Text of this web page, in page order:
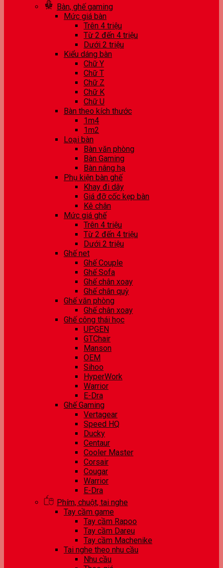
Bàn, ghế gaming
Mức giá bàn
Trên 4 triệu
Từ 2 đến 4 triệu
Dưới 2 triệu
Kiểu dáng bàn
Chữ Y
Chữ T
Chữ Z
Chữ K
Chữ U
Bàn theo kích thước
1m4
1m2
Loại bàn
Bàn văn phòng
Bàn Gaming
Bàn nâng hạ
Phụ kiện bàn ghế
Khay đi dây
Giá đỡ cốc kẹp bàn
Kê chân
Mức giá ghế
Trên 4 triệu
Từ 2 đến 4 triệu
Dưới 2 triệu
Ghế net
Ghế Couple
Ghế Sofa
Ghế chân xoay
Ghế chân quỳ
Ghế văn phòng
Ghế chân xoay
Ghế công thái học
UPGEN
GTChair
Manson
OEM
Sihoo
HyperWork
Warrior
E-Dra
Ghế Gaming
Vertagear
Speed HQ
Ducky
Centaur
Cooler Master
Corsair
Cougar
Warrior
E-Dra
Phím, chuột, tai nghe
Tay cầm game
Tay cầm Rapoo
Tay cầm Dareu
Tay cầm Machenike
Tai nghe theo nhu cầu
Nhu cầu